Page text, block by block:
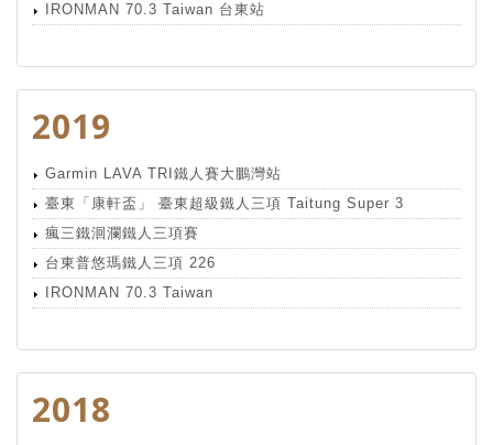
IRONMAN 70.3 Taiwan 台東站
2019
Garmin LAVA TRI鐵人賽大鵬灣站
臺東「康軒盃」 臺東超級鐵人三項 Taitung Super 3
瘋三鐵洄瀾鐵人三項賽
台東普悠瑪鐵人三項 226
IRONMAN 70.3 Taiwan
2018